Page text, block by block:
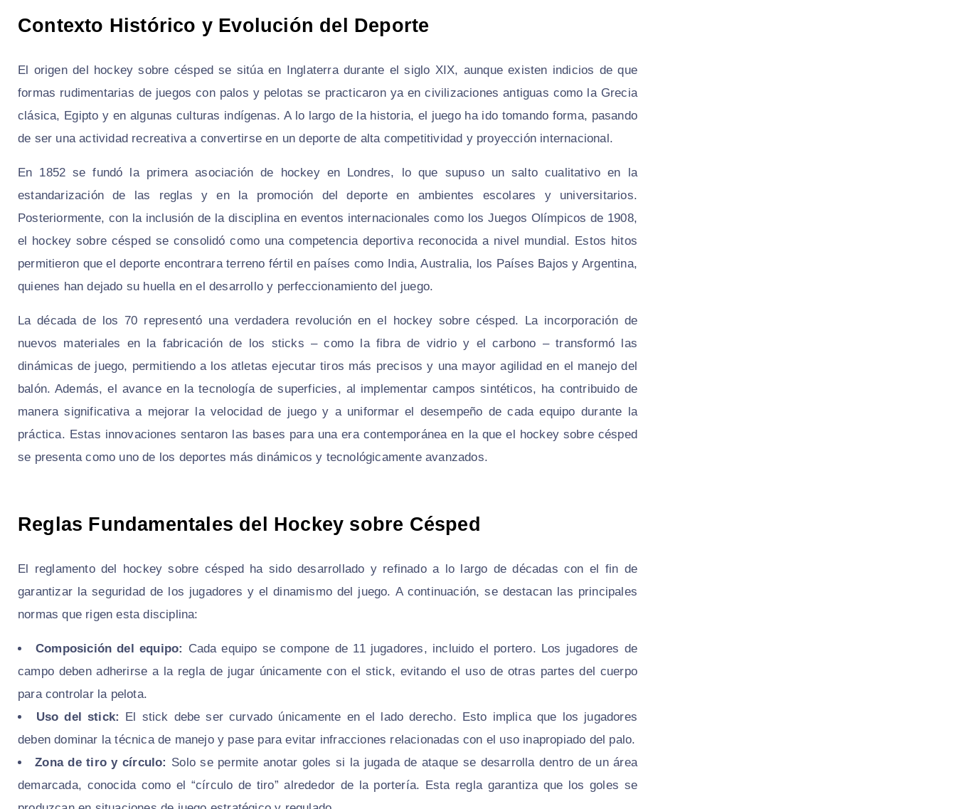
Contexto Histórico y Evolución del Deporte
El origen del hockey sobre césped se sitúa en Inglaterra durante el siglo XIX, aunque existen indicios de que
formas rudimentarias de juegos con palos y pelotas se practicaron ya en civilizaciones antiguas como la Grecia
clásica, Egipto y en algunas culturas indígenas. A lo largo de la historia, el juego ha ido tomando forma, pasando
de ser una actividad recreativa a convertirse en un deporte de alta competitividad y proyección internacional.
En 1852 se fundó la primera asociación de hockey en Londres, lo que supuso un salto cualitativo en la
estandarización de las reglas y en la promoción del deporte en ambientes escolares y universitarios.
Posteriormente, con la inclusión de la disciplina en eventos internacionales como los Juegos Olímpicos de 1908,
el hockey sobre césped se consolidó como una competencia deportiva reconocida a nivel mundial. Estos hitos
permitieron que el deporte encontrara terreno fértil en países como India, Australia, los Países Bajos y Argentina,
quienes han dejado su huella en el desarrollo y perfeccionamiento del juego.
La década de los 70 representó una verdadera revolución en el hockey sobre césped. La incorporación de
nuevos materiales en la fabricación de los sticks – como la fibra de vidrio y el carbono – transformó las
dinámicas de juego, permitiendo a los atletas ejecutar tiros más precisos y una mayor agilidad en el manejo del
balón. Además, el avance en la tecnología de superficies, al implementar campos sintéticos, ha contribuido de
manera significativa a mejorar la velocidad de juego y a uniformar el desempeño de cada equipo durante la
práctica. Estas innovaciones sentaron las bases para una era contemporánea en la que el hockey sobre césped
se presenta como uno de los deportes más dinámicos y tecnológicamente avanzados.
Reglas Fundamentales del Hockey sobre Césped
El reglamento del hockey sobre césped ha sido desarrollado y refinado a lo largo de décadas con el fin de
garantizar la seguridad de los jugadores y el dinamismo del juego. A continuación, se destacan las principales
normas que rigen esta disciplina:
Composición del equipo: Cada equipo se compone de 11 jugadores, incluido el portero. Los jugadores de
campo deben adherirse a la regla de jugar únicamente con el stick, evitando el uso de otras partes del cuerpo
para controlar la pelota.
Uso del stick: El stick debe ser curvado únicamente en el lado derecho. Esto implica que los jugadores
deben dominar la técnica de manejo y pase para evitar infracciones relacionadas con el uso inapropiado del palo.
Zona de tiro y círculo: Solo se permite anotar goles si la jugada de ataque se desarrolla dentro de un área
demarcada, conocida como el “círculo de tiro” alrededor de la portería. Esta regla garantiza que los goles se